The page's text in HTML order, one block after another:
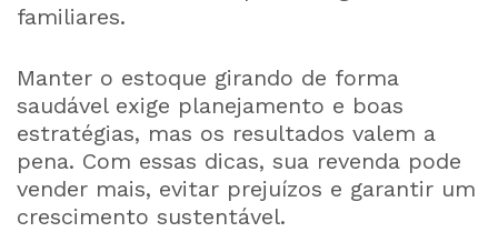
familiares.
Manter o estoque girando de forma
saudável exige planejamento e boas
estratégias, mas os resultados valem a
pena. Com essas dicas, sua revenda pode
vender mais, evitar prejuízos e garantir um
crescimento sustentável.